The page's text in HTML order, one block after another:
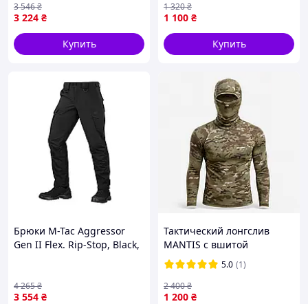
Navy Blue XL 7001-VO
3 224 ₴
3 546₴
Купить
м² - для активного и
повседневного
использования
1 100 ₴
1 320₴
Купить
Брюки M-Tac Aggressor
Gen II Flex. Rip-Stop, Black,
прочные, универсальные
3 554 ₴
4 265₴
Тактический лонгслив
MANTIS с вшитой
балаклавой для ношения
под бронежилет.
5.0 (1)
1 200 ₴
2 400₴